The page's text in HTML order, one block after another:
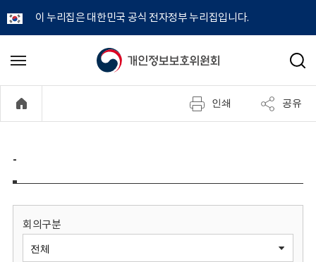
이 누리집은 대한민국 공식 전자정부 누리집입니다.
개
정
보
메
기
검
인쇄 공유
-
회의구분